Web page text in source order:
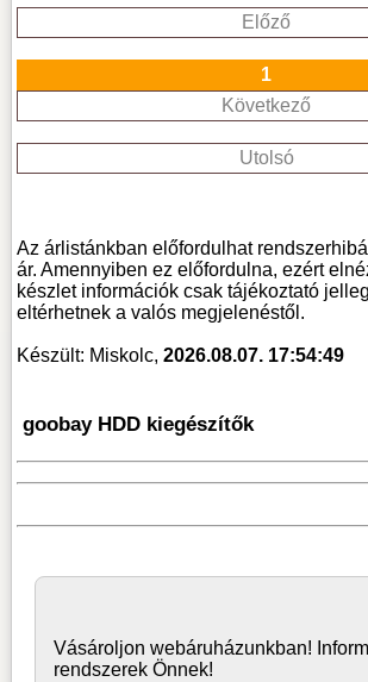
Előző
1
Következő
Utolsó
Az árlistánkban előfordulhat
ár. Amennyiben ez előfordulna, ezért
készlet információk csak tájékoztató
eltérhetnek a valós megjelenéstől.
Készült: Miskolc,2026.08.07. 17:54:49
goobay HDD kiegészítők
Vásároljonwebáruházunkban!
rendszerek Önnek!